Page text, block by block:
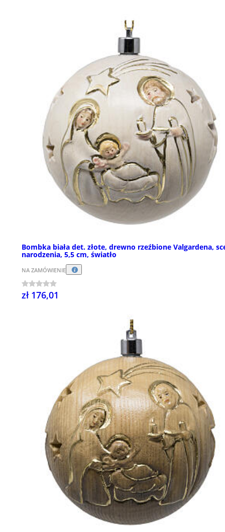
Bombka biała det. złote, drewno rzeźbione Valgardena,
narodzenia, 5,5 cm, światło
NA ZAMÓWIENIE
zł 176,01